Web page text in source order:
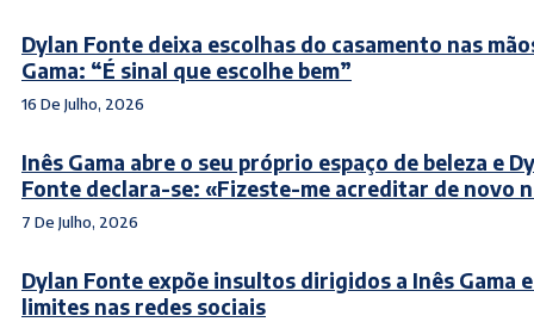
Dylan Fonte deixa escolhas do casamento nas
Gama: “É sinal que escolhe bem”
16 De Julho, 2026
Inês Gama abre o seu próprio espaço de beleza e
Fonte declara-se: «Fizeste-me acreditar de novo
7 De Julho, 2026
Dylan Fonte expõe insultos dirigidos a Inês Gama
limites nas redes sociais